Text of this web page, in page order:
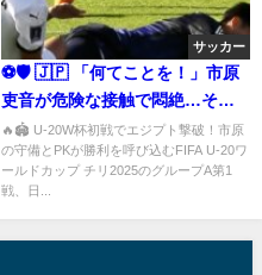
サッカー
⚽🛡️ 🇯🇵 「何てことを！」市原
吏音が危険な接触で悶絶…それ
でも立ち上がったU-20日本代表
キャプテンの魂 ⚽🛡️
🔥🏟️ U-20W杯初戦でエジプト撃破！市原
の守備とPKが勝利を呼び込むFIFA U-20ワ
ールドカップ チリ2025のグループA第1
戦、日...